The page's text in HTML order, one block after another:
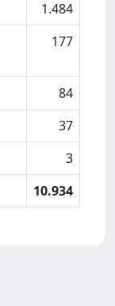
1.484
177
84
37
3
10.934